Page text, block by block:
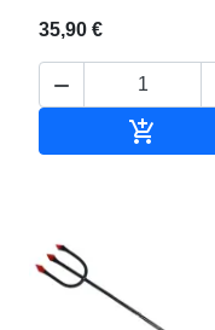
35,90 €

